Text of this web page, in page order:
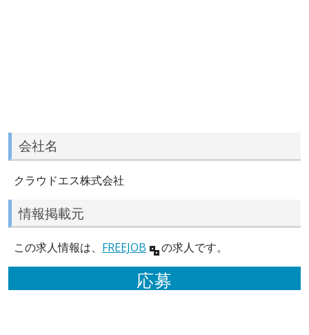
会社名
クラウドエス株式会社
情報掲載元
この求人情報は、 FREEJOB の求人です。
応募